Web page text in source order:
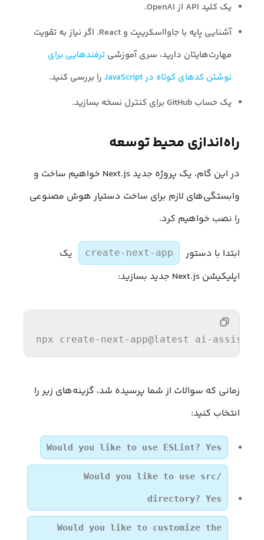
یک کلید API از OpenAI.
آشنایی پایه با جاوااسکریپت و React. اگر نیاز به تقویت
مهارت‌هایتان دارید، سری آموزشی ترفندهایی برای
نوشتن کدهای کوتاه در JavaScript
را بررسی کنید.
یک حساب GitHub برای کنترل نسخه بسازید.
راه‌اندازی محیط توسعه
در این گام، یک پروژه جدید Next.js خواهیم ساخت و
وابستگی‌های لازم برای ساخت دستیار هوش مصنوعی
را نصب خواهیم کرد.
ابتدا با دستور create-next-app
یک
اپلیکیشن Next.js جدید بسازید:
npx create-next-app@latest ai-
زمانی که سوالات از شما پرسیده شد، گزینه‌های زیر را
انتخاب کنید:
Would you like to use ESLint? Yes
Would you like to use src/
directory? Yes
Would you like to customize the